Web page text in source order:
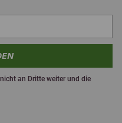
an Dritte weiter und die